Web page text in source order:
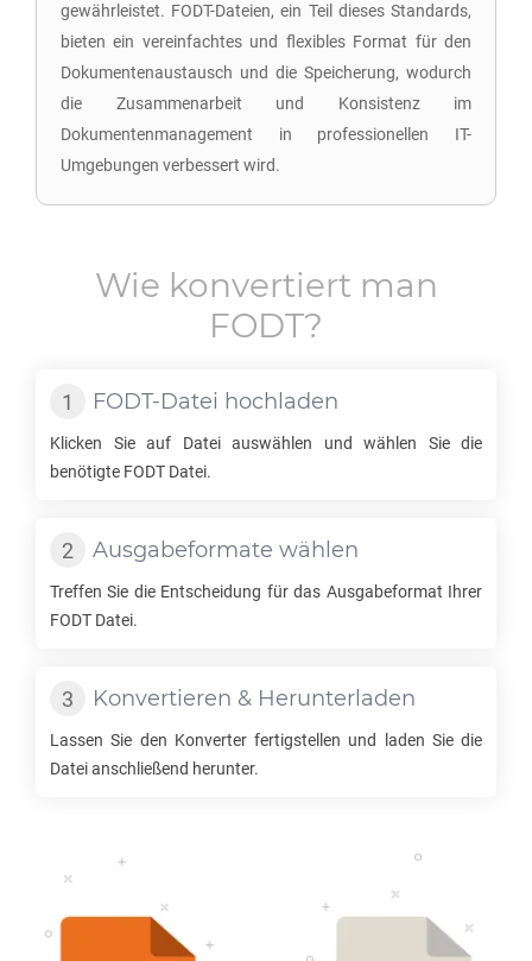
gewährleistet. FODT-Dateien, ein Teil dieses Standards,
bieten ein vereinfachtes und flexibles Format für den
Dokumentenaustausch und die Speicherung, wodurch
die Zusammenarbeit und Konsistenz im
Dokumentenmanagement in professionellen IT-
Umgebungen verbessert wird.
Wie konvertiert man
FODT?
FODT-Datei hochladen
Klicken Sie auf Datei auswählen und wählen Sie die
benötigte FODT Datei.
Ausgabeformate wählen
Treffen Sie die Entscheidung für das Ausgabeformat Ihrer
FODT Datei.
Konvertieren & Herunterladen
Lassen Sie den Konverter fertigstellen und laden Sie die
Datei anschließend herunter.